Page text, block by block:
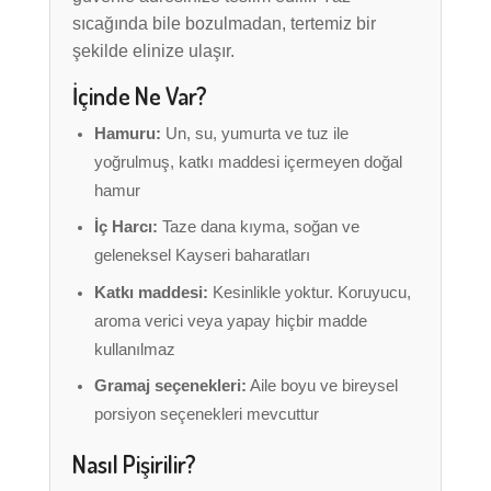
sıcağında bile bozulmadan, tertemiz bir
şekilde elinize ulaşır.
İçinde Ne Var?
Hamuru: Un, su, yumurta ve tuz ile
yoğrulmuş, katkı maddesi içermeyen doğal
hamur
İç Harcı: Taze dana kıyma, soğan ve
geleneksel Kayseri baharatları
Katkı maddesi: Kesinlikle yoktur. Koruyucu,
aroma verici veya yapay hiçbir madde
kullanılmaz
Gramaj seçenekleri: Aile boyu ve bireysel
porsiyon seçenekleri mevcuttur
Nasıl Pişirilir?